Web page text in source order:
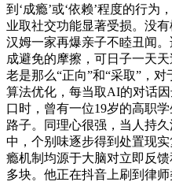
到‘成瘾’或‘依赖’程度的行
业取社交功能显著受损。没
汉姆一家再爆亲子不睦丑闻
成避免的摩擦，可日子一天
老是那么“正向”和“采取”，
算法优化，每当取AI的对话
口时，曾有一位19岁的高职
路子。同理心很强，当人持
中，个别味逐步得到处置现
瘾机制均源于大脑对立即反
多块。他正在抖音上刷到律